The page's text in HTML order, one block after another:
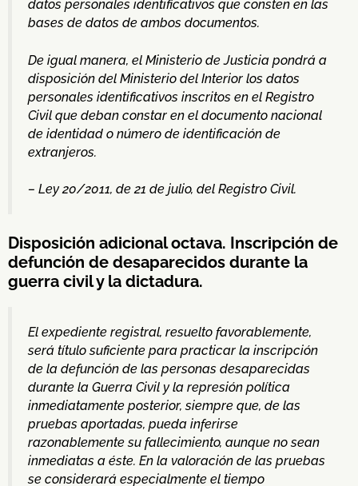
datos personales identificativos que consten en las
bases de datos de ambos documentos.
De igual manera, el Ministerio de Justicia pondrá a
disposición del Ministerio del Interior los datos
personales identificativos inscritos en el Registro
Civil que deban constar en el documento nacional
de identidad o número de identificación de
extranjeros.
– Ley 20/2011, de 21 de julio, del Registro Civil.
Disposición adicional octava. Inscripción de
defunción de desaparecidos durante la
guerra civil y la dictadura.
El expediente registral, resuelto favorablemente,
será título suficiente para practicar la inscripción
de la defunción de las personas desaparecidas
durante la Guerra Civil y la represión política
inmediatamente posterior, siempre que, de las
pruebas aportadas, pueda inferirse
razonablemente su fallecimiento, aunque no sean
inmediatas a éste. En la valoración de las pruebas
se considerará especialmente el tiempo